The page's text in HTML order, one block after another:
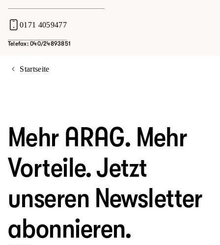
0171 4059477
Telefax: 040/24893851
Startseite
Mehr ARAG. Mehr
Vorteile. Jetzt
unseren Newsletter
abonnieren.